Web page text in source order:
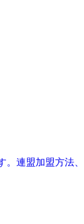
連盟加盟方法、